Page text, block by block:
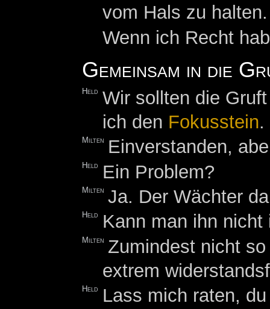
vom Hals zu halten.
Wenn ich Recht
Gemeinsam in die
Held Wir sollten die
ich den Fokusstein.
Milten Einverstanden,
Held Ein Problem?
Milten Ja. Der Wächter
Held Kann man ihn
Milten Zumindest nicht
extrem
Held Lass mich raten,